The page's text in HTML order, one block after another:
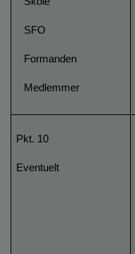
SFO
Formanden
Medlemmer
Pkt. 10
Eventuelt